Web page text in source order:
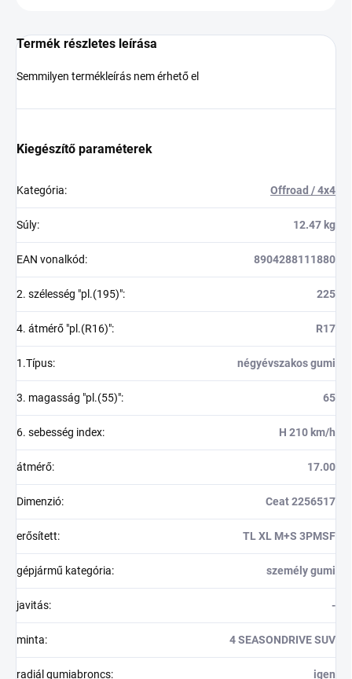
Termék részletes leírása
Semmilyen termékleírás nem érhető el
Kiegészítő paraméterek
Kategória: Offroad / 4x4
Súly: 12.47 kg
EAN vonalkód: 8904288111880
2. szélesség "pl.(195)": 225
4. átmérő "pl.(R16)": R17
1.Típus: négyévszakos gumi
3. magasság "pl.(55)": 65
6. sebesség index: H 210 km/h
átmérő: 17.00
Dimenzió: Ceat 2256517
erősített: TL XL M+S 3PMSF
gépjármű kategória: személy gumi
javitás: -
minta: 4 SEASONDRIVE SUV
radiál gumiabroncs: igen